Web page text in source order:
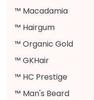
™ Macadamia
™ Hairgum
™ Organic Gold
™ GKHair
™ HC Prestige
™ Man's Beard